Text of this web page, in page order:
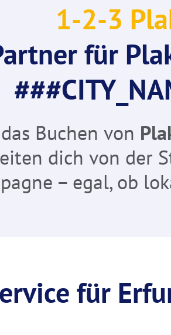
1-2-3
für
Buchen von
dich von der
– egal, ob
für